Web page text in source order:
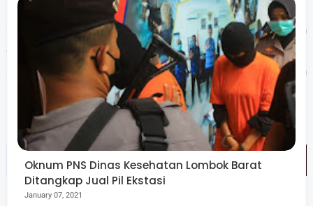
“Siapapun yang menang itulah pemimpin NTB ke depan
dan pimpinan kita semua, dan itu yang harus di ingat
siapapun nanti, dia adalah pemimpin untuk semua bukan
hanya milik pendukungnya,” tegas TGB.
Oknum PNS Dinas Kesehatan Lombok Barat
Ditangkap Jual Pil Ekstasi
January 07, 2021